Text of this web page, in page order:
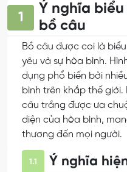
1
Ý nghĩa
bồ câu
Bồ câu được coi là
yêu và sự hòa bình.
dụng phổ biến bởi
bình trên khắp thế
câu trắng được ưa
diện của hòa bình,
thương đến mọi người.
1.1 Ý nghĩa